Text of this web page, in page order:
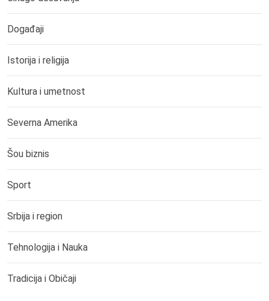
Događaji
Istorija i religija
Kultura i umetnost
Severna Amerika
Šou biznis
Sport
Srbija i region
Tehnologija i Nauka
Tradicija i Običaji